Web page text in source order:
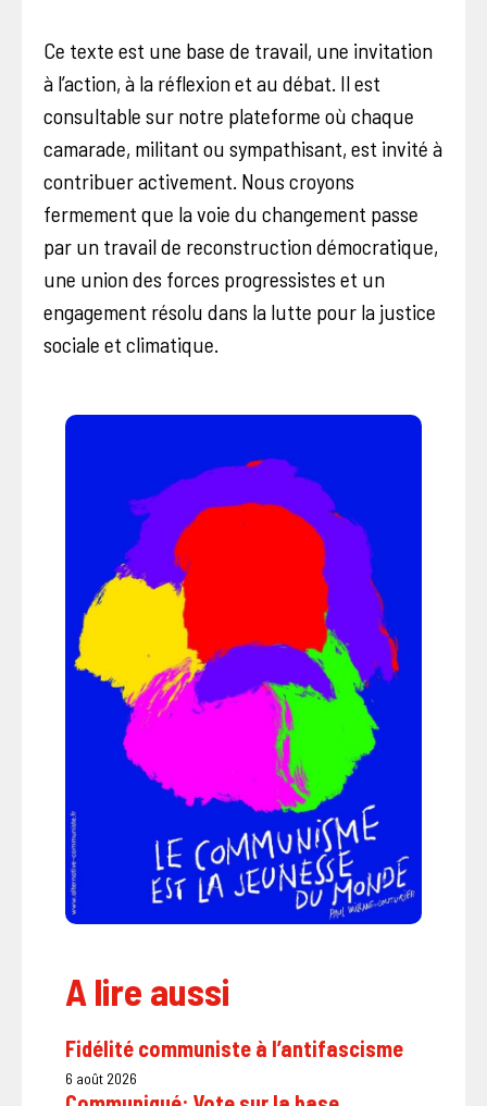
Ce texte est une base de travail, une invitation
à l’action, à la réflexion et au débat. Il est
consultable sur notre plateforme où chaque
camarade, militant ou sympathisant, est invité à
contribuer activement. Nous croyons
fermement que la voie du changement passe
par un travail de reconstruction démocratique,
une union des forces progressistes et un
engagement résolu dans la lutte pour la justice
sociale et climatique.
A lire aussi
Fidélité communiste à l’antifascisme
6 août 2026